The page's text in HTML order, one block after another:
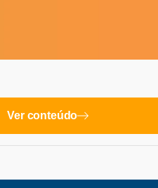
Ver conteúdo